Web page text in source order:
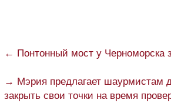
← Понтонный мост у Черноморска
→ Мэрия предлагает шаурмистам
закрыть свои точки на время